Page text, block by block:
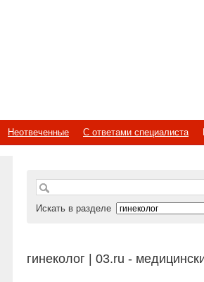
Неотвеченные С ответами специалиста
Искать в разделе
гинеколог | 03.ru -